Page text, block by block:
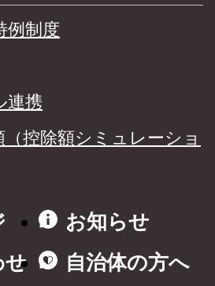
例制度
連携
控除額シミュレーショ
お知らせ
せ
自治体の方へ